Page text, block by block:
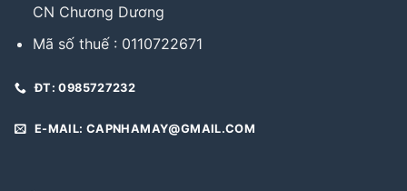
CN Chương Dương
Mã số thuế : 0110722671
ĐT: 0985727232
E-MAIL: CAPNHAMAY@GMAIL.COM